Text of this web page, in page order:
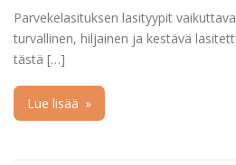
Parvekelasituksen lasityypit
turvallinen, hiljainen ja kestävä
tästä […]
Lue lisää »